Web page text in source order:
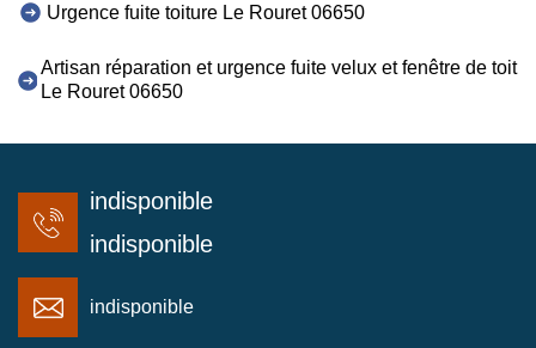
Urgence fuite toiture Le Rouret 06650
Artisan réparation et urgence fuite velux et fenêtre de toit
Le Rouret 06650
indisponible
indisponible
indisponible